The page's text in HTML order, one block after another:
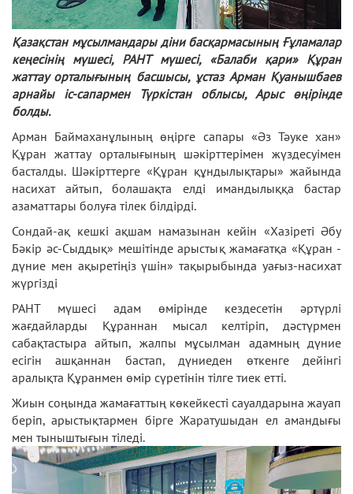
Қазақстан мұсылмандары діни басқармасының Ғұламалар
кеңесінің мүшесі, РАНТ мүшесі, «Балаби қари» Құран
жаттау орталығының басшысы, ұстаз Арман Қуанышбаев
арнайы іс-сапармен Түркістан облысы, Арыс өңірінде
болды.
Арман Баймаханұлының өңірге сапары «Әз Тәуке хан»
Құран жаттау орталығының шәкірттерімен жүздесуімен
басталды. Шәкірттерге «Құран құндылықтары» жайында
насихат айтып, болашақта елді имандылыққа бастар
азаматтары болуға тілек білдірді.
Сондай-ақ кешкі ақшам намазынан кейін «Хазіреті Әбу
Бәкір әс-Сыддық» мешітінде арыстық жамағатқа «Құран -
дүние мен ақыретіңіз үшін» тақырыбында уағыз-насихат
жүргізді
РАНТ мүшесі адам өмірінде кездесетін әртүрлі
жағдайларды Құраннан мысал келтіріп, дәстүрмен
сабақтастыра айтып, жалпы мұсылман адамның дүние
есігін ашқаннан бастап, дүниеден өткенге дейінгі
аралықта Құранмен өмір сүретінін тілге тиек етті.
Жиын соңында жамағаттың көкейкесті сауалдарына жауап
беріп, арыстықтармен бірге Жаратушыдан ел амандығы
мен тыныштығын тіледі.